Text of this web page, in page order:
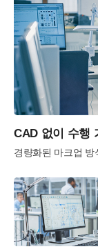
CAD 없이 수행
경량화된 마크업 방